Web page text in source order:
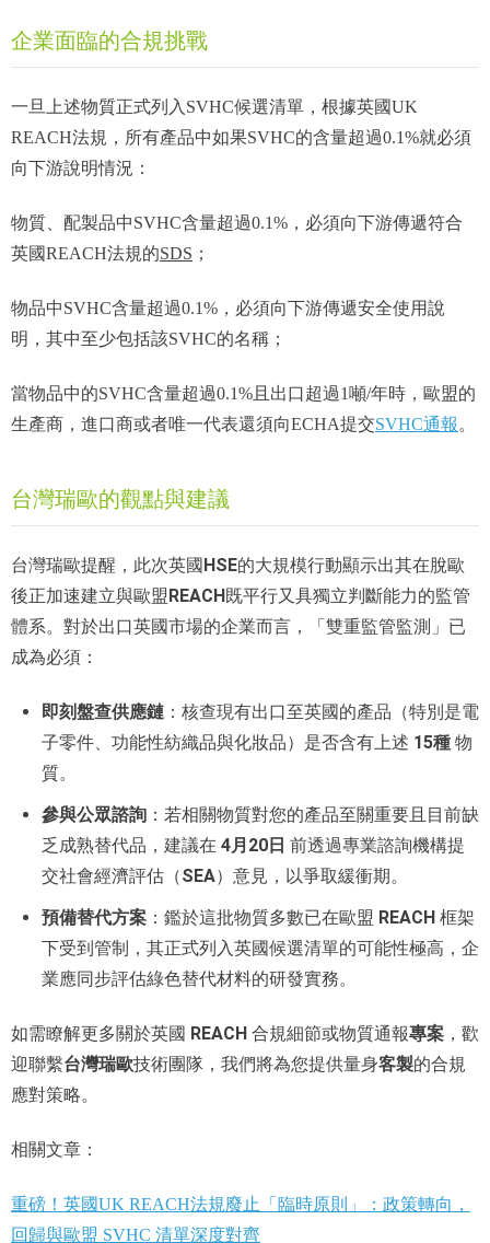
企業面臨的合規挑戰
一旦上述物質正式列入SVHC候選清單，根據英國UK
REACH法規，所有產品中如果SVHC的含量超過0.1%就必須
向下游說明情況：
物質、配製品中SVHC含量超過0.1%，必須向下游傳遞符合
英國REACH法規的SDS ；
物品中SVHC含量超過0.1%，必須向下游傳遞安全使用說
明，其中至少包括該SVHC的名稱；
當物品中的SVHC含量超過0.1%且出口超過1噸/年時，歐盟的
生產商，進口商或者唯一代表還須向ECHA提交SVHC通報 。
台灣瑞歐的觀點與建議
台灣瑞歐提醒，此次英國 HSE的大規模行動顯示出其在脫歐
後正加速建立與歐盟REACH既平行又具獨立判斷能力的監管
體系。對於出口英國市場的企業而言，「雙重監管監測」已
成為必須：
即刻盤查供應鏈 ：核查現有出口至英國的產品（特別是電
子零件、功能性紡織品與化妝品）是否含有上述 15種 物
質。
參與公眾諮詢 ：若相關物質對您的產品至關重要且目前缺
乏成熟替代品，建議在 4月20日 前透過專業諮詢機構提
交社會經濟評估（SEA）意見，以爭取緩衝期。
預備替代方案 ：鑑於這批物質多數已在歐盟 REACH 框架
下受到管制，其正式列入英國候選清單的可能性極高，企
業應同步評估綠色替代材料的研發實務。
如需瞭解更多關於英國 REACH 合規細節或物質通報專案 ，歡
迎聯繫台灣瑞歐技術團隊，我們將為您提供量身客製的合規
應對策略。
相關文章：
重磅！英國UK REACH法規廢止「臨時原則」：政策轉向，
回歸與歐盟 SVHC 清單深度對齊